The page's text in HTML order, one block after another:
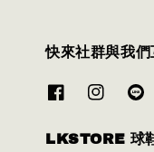
快來社群與我們
LKSTORE 球